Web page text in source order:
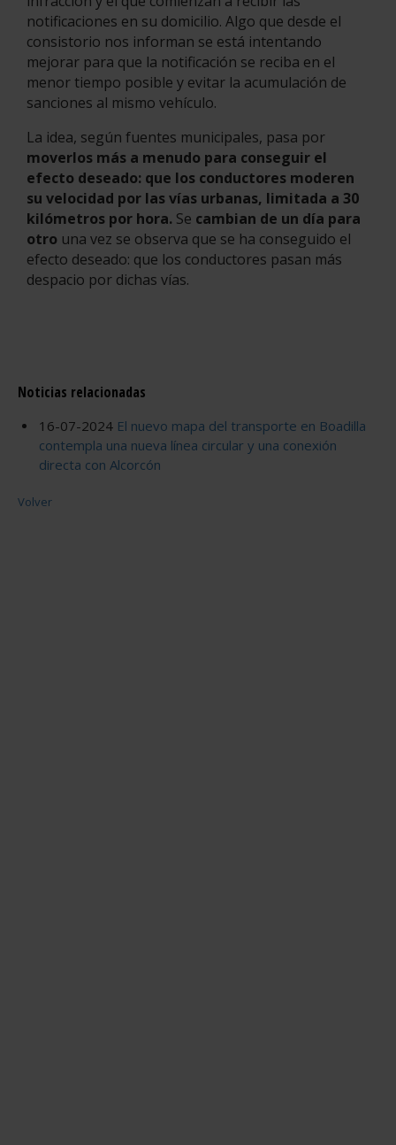
notificaciones en su domicilio. Algo que desde el
consistorio nos informan se está intentando
mejorar para que la notificación se reciba en el
menor tiempo posible y evitar la acumulación de
sanciones al mismo vehículo.
La idea, según fuentes municipales, pasa por
moverlos más a menudo para conseguir el
efecto deseado: que los conductores moderen
su velocidad por las vías urbanas, limitada a 30
kilómetros por hora. Se cambian de un día para
otro una vez se observa que se ha conseguido el
efecto deseado: que los conductores pasan más
despacio por dichas vías.
Noticias relacionadas
16-07-2024 El nuevo mapa del transporte en Boadilla
contempla una nueva línea circular y una conexión
directa con Alcorcón
Volver